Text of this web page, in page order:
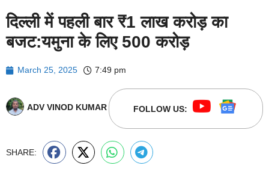
दिल्ली में पहली बार ₹1 लाख करोड़ का
बजट:यमुना के लिए 500 करोड़
March 25, 2025 7:49 pm
ADV VINOD KUMAR FOLLOW US:
SHARE: